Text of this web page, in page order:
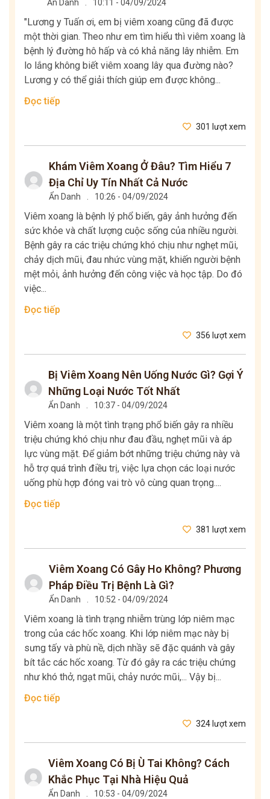
Ẩn Danh 10:11 - 04/09/2024
"Lương y Tuấn ơi, em bị viêm xoang cũng đã được
một thời gian. Theo như em tìm hiểu thì viêm xoang là
bệnh lý đường hô hấp và có khả năng lây nhiễm. Em
lo lắng không biết viêm xoang lây qua đường nào?
Lương y có thể giải thích giúp em được không...
Đọc tiếp
301 lượt xem
Khám Viêm Xoang Ở Đâu? Tìm Hiểu 7
Địa Chỉ Uy Tín Nhất Cả Nước
Ẩn Danh 10:26 - 04/09/2024
Viêm xoang là bệnh lý phổ biến, gây ảnh hưởng đến
sức khỏe và chất lượng cuộc sống của nhiều người.
Bệnh gây ra các triệu chứng khó chịu như nghẹt mũi,
chảy dịch mũi, đau nhức vùng mặt, khiến người bệnh
mệt mỏi, ảnh hưởng đến công việc và học tập. Do đó
việc...
Đọc tiếp
356 lượt xem
Bị Viêm Xoang Nên Uống Nước Gì? Gợi Ý
Những Loại Nước Tốt Nhất
Ẩn Danh 10:37 - 04/09/2024
Viêm xoang là một tình trạng phổ biến gây ra nhiều
triệu chứng khó chịu như đau đầu, nghẹt mũi và áp
lực vùng mặt. Để giảm bớt những triệu chứng này và
hỗ trợ quá trình điều trị, việc lựa chọn các loại nước
uống phù hợp đóng vai trò vô cùng quan trọng....
Đọc tiếp
381 lượt xem
Viêm Xoang Có Gây Ho Không? Phương
Pháp Điều Trị Bệnh Là Gì?
Ẩn Danh 10:52 - 04/09/2024
Viêm xoang là tình trạng nhiễm trùng lớp niêm mạc
trong của các hốc xoang. Khi lớp niêm mạc này bị
sưng tấy và phù nề, dịch nhầy sẽ đặc quánh và gây
bít tắc các hốc xoang. Từ đó gây ra các triệu chứng
như khó thở, ngạt mũi, chảy nước mũi,... Vậy bị...
Đọc tiếp
324 lượt xem
Viêm Xoang Có Bị Ù Tai Không? Cách
Khắc Phục Tại Nhà Hiệu Quả
Ẩn Danh 10:53 - 04/09/2024